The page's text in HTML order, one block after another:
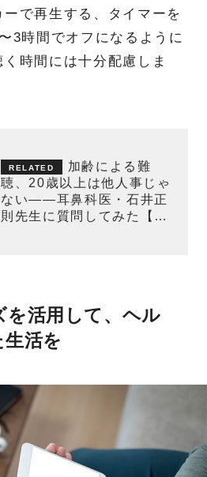
で再生する、タイマーを
3時間でオフになるように
時間には十分配慮しま
加齢による難
聴、20歳以上は他人事じゃ
ない——耳鼻科医・石井正
則先生に質問してみた【後
活用して、ヘル
活を